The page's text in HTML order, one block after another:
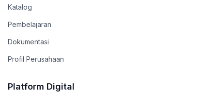
Katalog
Pembelajaran
Dokumentasi
Profil Perusahaan
Platform Digital